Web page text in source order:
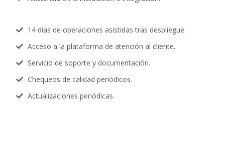
14 días de operaciones asistidas tras despliegue.
Acceso a la plataforma de atención al cliente.
Servicio de soporte y documentación.
Chequeos de calidad periódicos.
Actualizaciones periódicas.